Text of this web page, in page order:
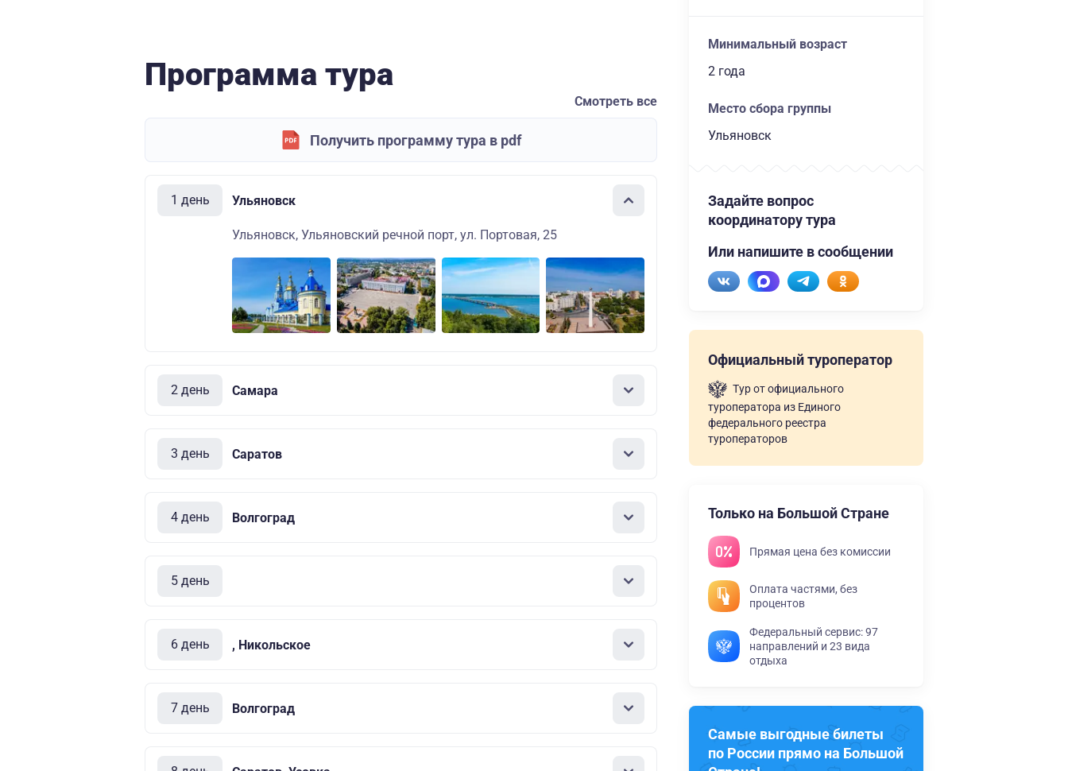
Программа тура
Смотреть все
Получить программу тура в pdf
1 день Ульяновск
Ульяновск, Ульяновский речной порт, ул. Портовая, 25
2 день Самара
3 день Саратов
4 день Волгоград
5 день
6 день , Никольское
7 день Волгоград
Минимальный возраст
2 года
Место сбора группы
Ульяновск
Задайте вопрос
координатору тура
Или напишите в сообщении
Официальный туроператор
Тур от официального
туроператора из Единого
федерального реестра
туроператоров
Только на Большой Стране
Прямая цена без комиссии
Оплата частями, без
процентов
Федеральный сервис: 97
направлений и 23 вида
отдыха
Самые выгодные билеты
по России прямо на Большой